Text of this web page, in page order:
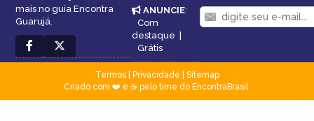
mais no guia Encontra
Guarujá.
ANUNCIE:
Com
destaque |
Grátis
Termos| Privacidade
Sitemap
Criado com ❤️ e ☕ pelo time do EncontraBrasil